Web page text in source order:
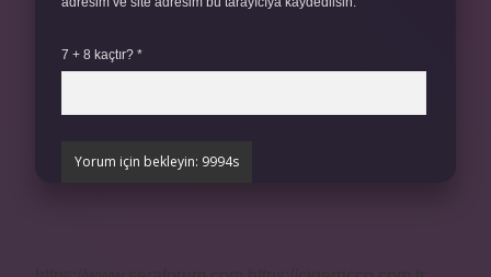
7 + 8 kaçtır? *